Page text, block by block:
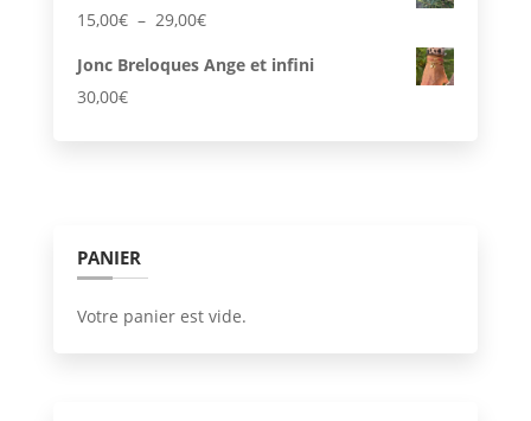
15,00€ – 29,00€Plage
prix :
Jonc Breloques Ange et infini
30,00€
PANIER
Votre panier est vide.